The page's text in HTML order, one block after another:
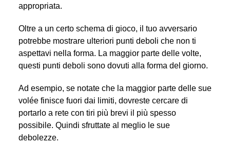
appropriata.
Oltre a un certo schema di gioco, il tuo avversario
potrebbe mostrare ulteriori punti deboli che non ti
aspettavi nella forma. La maggior parte delle volte,
questi punti deboli sono dovuti alla forma del giorno.
Ad esempio, se notate che la maggior parte delle sue
volée finisce fuori dai limiti, dovreste cercare di
portarlo a rete con tiri più brevi il più spesso
possibile. Quindi sfruttate al meglio le sue
debolezze.